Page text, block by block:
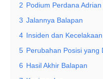
2 Podium Perdana
3 Jalannya Balapan
4 Insiden dan Kecelakaan
5 Perubahan Posisi yang
6 Hasil Akhir Balapan